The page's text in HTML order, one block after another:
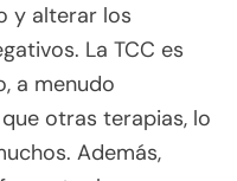
y alterar los
La TCC es
a menudo
otras terapias, lo
Además,